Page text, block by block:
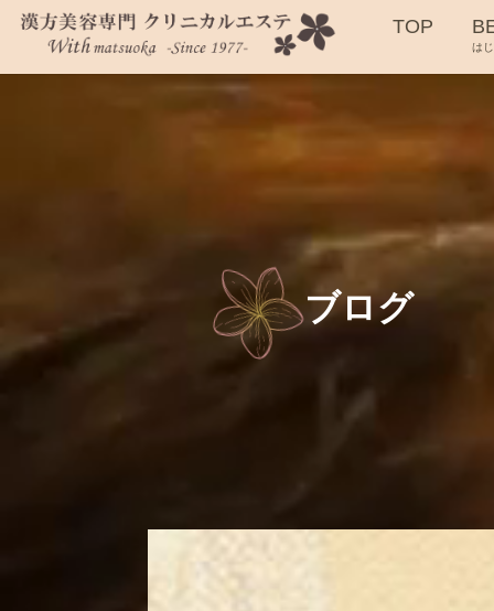
TOP
は
ブログ